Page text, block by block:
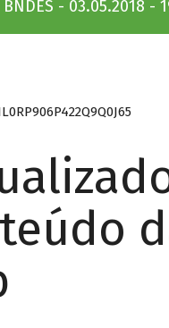
- 03.05.2018 -